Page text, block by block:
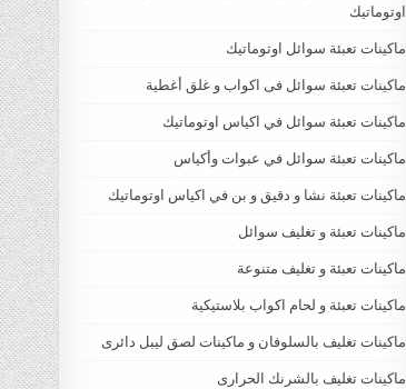
اوتوماتيك
ماكينات تعبئة سوائل اوتوماتيك
ماكينات تعبئة سوائل فى اكواب و غلق أغطية
ماكينات تعبئة سوائل في اكياس اوتوماتيك
ماكينات تعبئة سوائل في عبوات وأكياس
ماكينات تعبئة نشا و دقيق و بن في اكياس اوتوماتيك
ماكينات تعبئة و تغليف سوائل
ماكينات تعبئة و تغليف متنوعة
ماكينات تعبئة و لحام اكواب بلاستيكية
ماكينات تغليف بالسلوفان و ماكينات لصق ليبل دائرى
ماكينات تغليف بالشرنك الحرارى